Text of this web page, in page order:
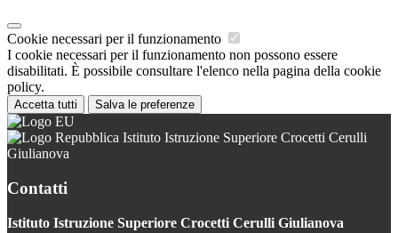
Cookie necessari per il funzionamento
I cookie necessari per il funzionamento non possono essere
disabilitati. È possibile consultare l'elenco nella pagina della cookie
policy.
Accetta tutti Salva le preferenze
Istituto Istruzione Superiore Crocetti Cerulli
Giulianova
Contatti
Istituto Istruzione Superiore Crocetti Cerulli Giulianova